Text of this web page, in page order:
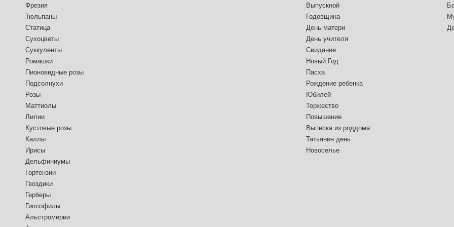
Фрезия
Тюльпаны
Статица
Сухоцветы
Суккуленты
Ромашки
Пионовидные розы
Подсолнухи
Розы
Маттиолы
Лилии
Кустовые розы
Каллы
Ирисы
Дельфиниумы
Гортензии
Гвоздики
Герберы
Гипсофилы
Альстромерии
Выпускной
Годовщина
День матери
День учителя
Свидание
Новый Год
Пасха
Рождение ребенка
Юбилей
Торжество
Повышение
Выписка из роддома
Татьянин день
Новоселье